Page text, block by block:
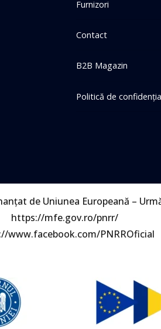
Furnizori
Contact
B2B Magazin
Politică de
de Uniunea Europeană –
https://mfe.gov.ro/pnrr/
www.facebook.com/PNRROficial